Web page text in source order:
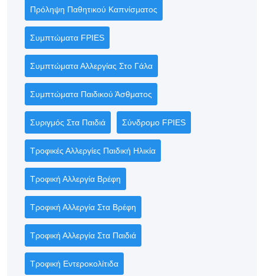
Πρόληψη Παθητικού Καπνίσματος
Συμπτώματα FPIES
Συμπτώματα Αλλεργίας Στο Γάλα
Συμπτώματα Παιδικού Άσθματος
Συριγμός Στα Παιδιά Σύνδρομο FPIES
Τροφικές Αλλεργίες Παιδική Ηλικία
Τροφική Αλλεργία Βρέφη
Τροφική Αλλεργία Στα Βρέφη
Τροφική Αλλεργία Στα Παιδιά
Τροφική Εντεροκολίτιδα